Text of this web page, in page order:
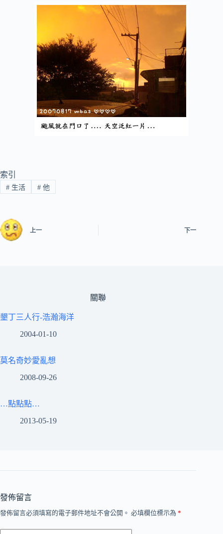
索引
#生活 #他
上一 下一
關聯
墾丁三人行-浩瀚海洋
2004-01-10
莫名奇妙愛亂想
2008-09-26
…點點點…
2013-05-19
發佈留言
發佈留言必須填寫的電子郵件地址不會公開。 必填欄位標示為 *